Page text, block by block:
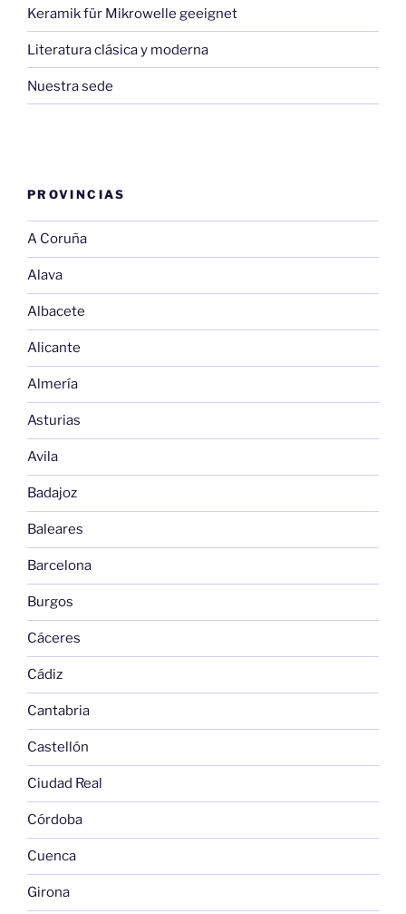
Keramik für Mikrowelle geeignet
Literatura clásica y moderna
Nuestra sede
PROVINCIAS
A Coruña
Alava
Albacete
Alicante
Almería
Asturias
Avila
Badajoz
Baleares
Barcelona
Burgos
Cáceres
Cádiz
Cantabria
Castellón
Ciudad Real
Córdoba
Cuenca
Girona